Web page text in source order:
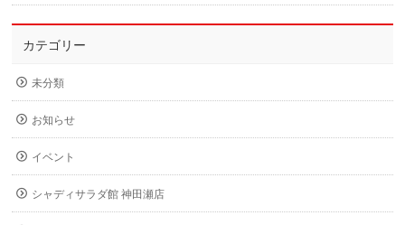
カテゴリー
未分類
お知らせ
イベント
シャディサラダ館 神田瀬店